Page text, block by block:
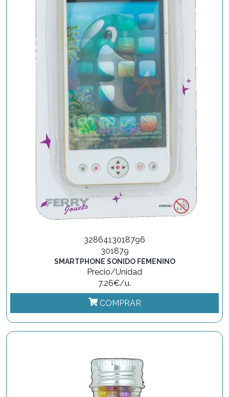
3286413018796
301879
SMARTPHONE SONIDO FEMENINO
Precio/Unidad
7.26€/u.
COMPRAR